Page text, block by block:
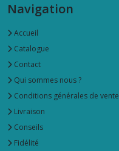
Navigation
Accueil
Catalogue
Contact
Qui sommes nous ?
Conditions générales de vente
Livraison
Conseils
Fidélité